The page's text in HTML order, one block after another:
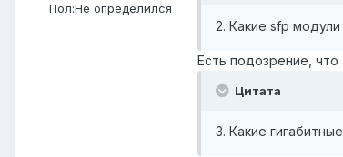
Пол:Не определился
2. Какие sfp
Есть подозрение,
Цитата
3. Какие